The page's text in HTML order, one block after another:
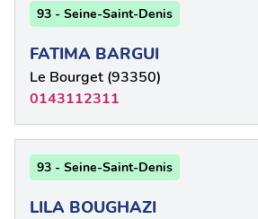
93 - Seine-Saint-Denis
FATIMA BARGUI
Le Bourget (93350)
0143112311
93 - Seine-Saint-Denis
LILA BOUGHAZI